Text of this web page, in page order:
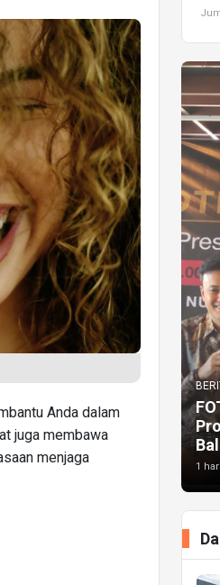
Anda dalam
juga membawa
menjaga
1